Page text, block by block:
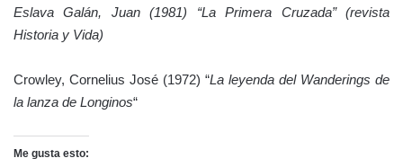
Eslava Galán, Juan (1981) “La Primera Cruzada” (revista
Historia y Vida)
Crowley, Cornelius José (1972) “La leyenda del Wanderings de
la lanza de Longinos“
Me gusta esto: